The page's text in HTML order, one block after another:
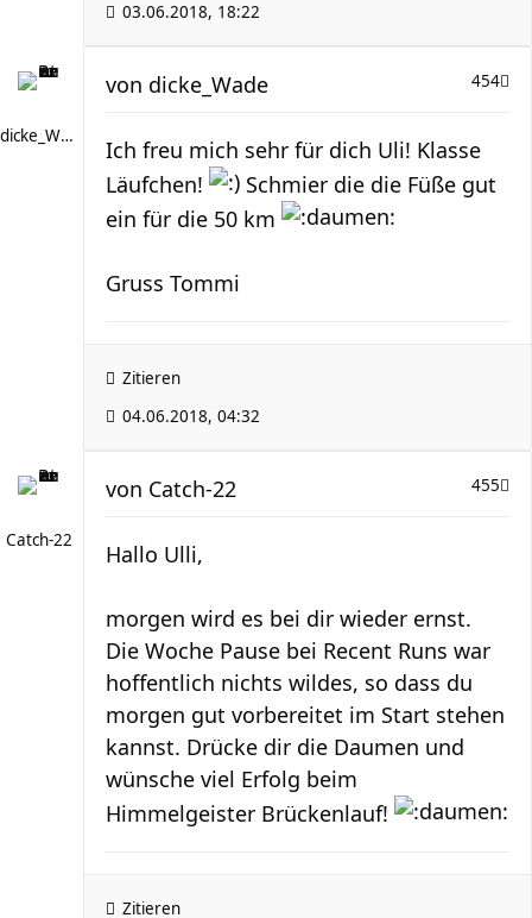
03.06.2018, 18:22
dicke_Wade
454
von dicke_Wade
Ich freu mich sehr für dich Uli! Klasse
Läufchen!
Schmier die die Füße gut
ein für die 50 km
Gruss Tommi
Zitieren
04.06.2018, 04:32
Catch-22
455
von Catch-22
Hallo Ulli,
morgen wird es bei dir wieder ernst.
Die Woche Pause bei Recent Runs war
hoffentlich nichts wildes, so dass du
morgen gut vorbereitet im Start stehen
kannst. Drücke dir die Daumen und
wünsche viel Erfolg beim
Himmelgeister Brückenlauf!
Zitieren